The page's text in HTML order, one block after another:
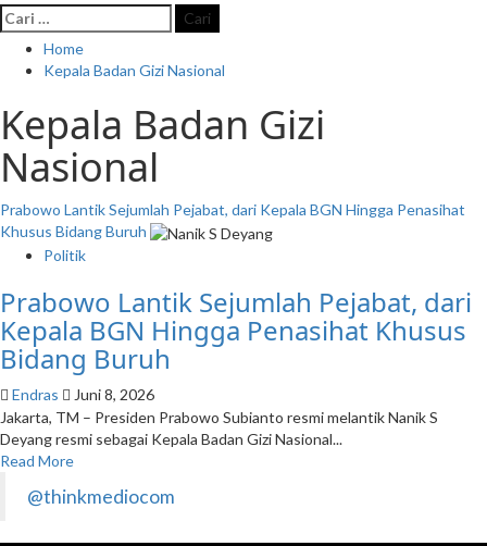
Home
Kepala Badan Gizi Nasional
Kepala Badan Gizi
Nasional
Prabowo Lantik Sejumlah Pejabat, dari Kepala BGN Hingga Penasihat
Khusus Bidang Buruh
Politik
Prabowo Lantik Sejumlah Pejabat, dari
Kepala BGN Hingga Penasihat Khusus
Bidang Buruh
Endras
Juni 8, 2026
Jakarta, TM – Presiden Prabowo Subianto resmi melantik Nanik S
Deyang resmi sebagai Kepala Badan Gizi Nasional...
Read More
@thinkmediocom